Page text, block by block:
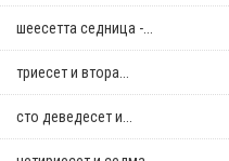
шеесетта седница -...
триесет и втора...
сто деведесет и...